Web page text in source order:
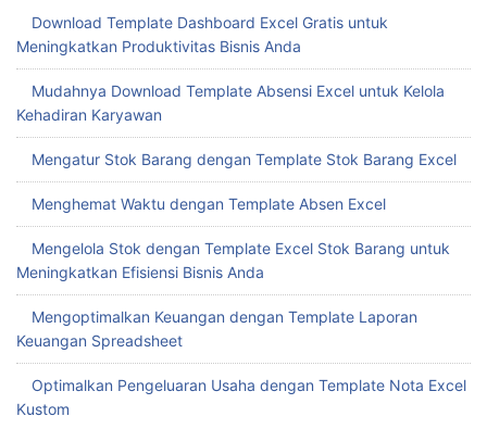
Download Template Dashboard Excel Gratis untuk
Meningkatkan Produktivitas Bisnis Anda
Mudahnya Download Template Absensi Excel untuk Kelola
Kehadiran Karyawan
Mengatur Stok Barang dengan Template Stok Barang Excel
Menghemat Waktu dengan Template Absen Excel
Mengelola Stok dengan Template Excel Stok Barang untuk
Meningkatkan Efisiensi Bisnis Anda
Mengoptimalkan Keuangan dengan Template Laporan
Keuangan Spreadsheet
Optimalkan Pengeluaran Usaha dengan Template Nota Excel
Kustom